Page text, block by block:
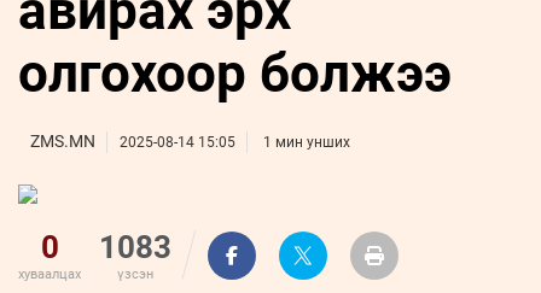
Бизнес
Leaderships
forum
ФОТО
УРЛАГ
ТӨВ
MEDEE
олгохоор болжээ
ZMS.MN 2025-08-14 15:05 1 мин унших
0
хуваалцах
1083
үзсэн